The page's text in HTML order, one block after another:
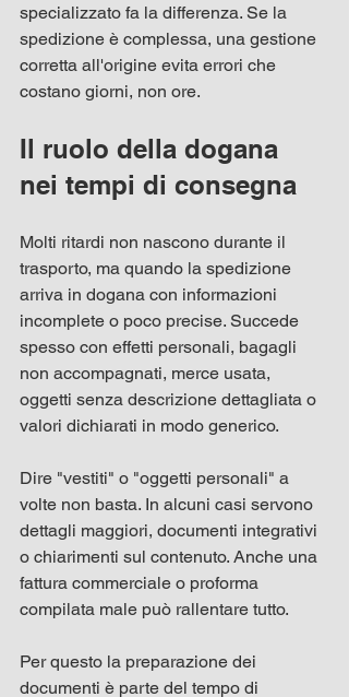
specializzato fa la differenza. Se la
spedizione è complessa, una gestione
corretta all'origine evita errori che
costano giorni, non ore.
Il ruolo della dogana
nei tempi di consegna
Molti ritardi non nascono durante il
trasporto, ma quando la spedizione
arriva in dogana con informazioni
incomplete o poco precise. Succede
spesso con effetti personali, bagagli
non accompagnati, merce usata,
oggetti senza descrizione dettagliata o
valori dichiarati in modo generico.
Dire "vestiti" o "oggetti personali" a
volte non basta. In alcuni casi servono
dettagli maggiori, documenti integrativi
o chiarimenti sul contenuto. Anche una
fattura commerciale o proforma
compilata male può rallentare tutto.
Per questo la preparazione dei
documenti è parte del tempo di